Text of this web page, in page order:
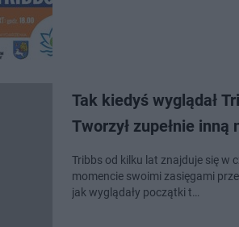
Tak kiedyś wyglądał
Tworzył zupełnie inną
Tribbs od kilku lat znajduje się w
momencie swoimi zasięgami
jak wyglądały początki t…